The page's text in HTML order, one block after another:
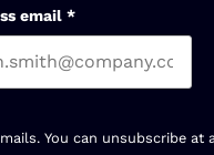
email *
You can unsubscribe